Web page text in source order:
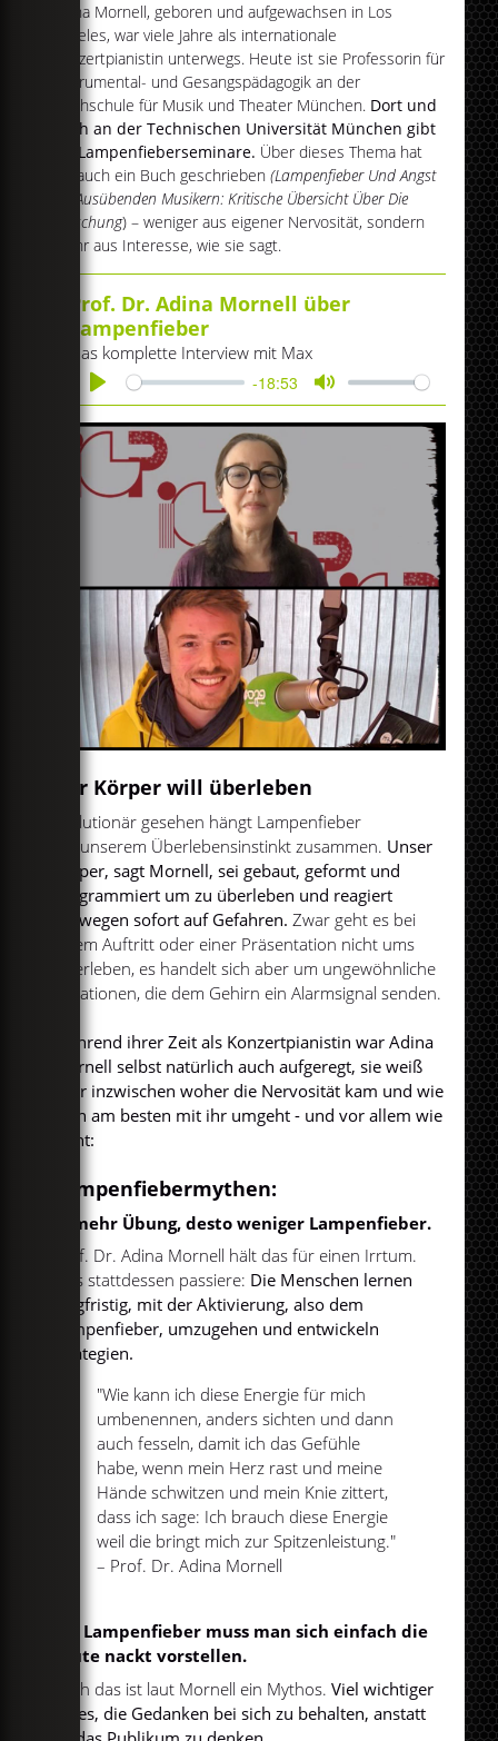
Adina Mornell, geboren und aufgewachsen in Los
Angeles, war viele Jahre als internationale
Konzertpianistin unterwegs. Heute ist sie Professorin für
Instrumental- und Gesangspädagogik an der
Hochschule für Musik und Theater München. Dort und
auch an der Technischen Universität München gibt
sie Lampenfieberseminare. Über dieses Thema hat
sie auch ein Buch geschrieben(Lampenfieber Und Angst
Bei Ausübenden Musikern: Kritische Übersicht Über Die
Forschung) – weniger aus eigener Nervosität, sondern
mehr aus Interesse, wie sie sagt.
Prof. Dr. Adina Mornell über
Lampenfieber
Das komplette Interview mit Max
Play
-18:53
Mute
Der Körper will überleben
Evolutionär gesehen hängt Lampenfieber
mit unserem Überlebensinstinkt zusammen. Unser
Körper, sagt Mornell, sei gebaut, geformt und
programmiert um zu überleben und reagiert
deswegen sofort auf Gefahren. Zwar geht es bei
einem Auftritt oder einer Präsentation nicht ums
Überleben, es handelt sich aber um ungewöhnliche
Situationen, die dem Gehirn ein Alarmsignal senden.
Während ihrer Zeit als Konzertpianistin war Adina
Mornell selbst natürlich auch aufgeregt, sie weiß
aber inzwischen woher die Nervosität kam und wie
man am besten mit ihr umgeht - und vor allem wie
nicht:
Lampenfiebermythen:
Je mehr Übung, desto weniger Lampenfieber.
Prof. Dr. Adina Mornell hält das für einen Irrtum.
Was stattdessen passiere: Die Menschen lernen
langfristig, mit der Aktivierung, also dem
Lampenfieber, umzugehen und entwickeln
Strategien.
"Wie kann ich diese Energie für mich
umbenennen, anders sichten und dann
auch fesseln, damit ich das Gefühle
habe, wenn mein Herz rast und meine
Hände schwitzen und mein Knie zittert,
dass ich sage: Ich brauch diese Energie
weil die bringt mich zur Spitzenleistung."
– Prof. Dr. Adina Mornell
Bei Lampenfieber muss man sich einfach die
Leute nackt vorstellen.
Auch das ist laut Mornell ein Mythos.Viel wichtiger
sei es, die Gedanken bei sich zu behalten, anstatt